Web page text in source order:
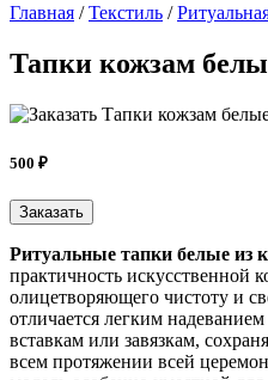
Главная /Текстиль /
Тапки кожзам
500 ₽
Заказать
Ритуальные тапки белые из
практичность искусственной
олицетворяющего чистоту и
отличается легким
вставкам или завязкам,
всем протяжении всей